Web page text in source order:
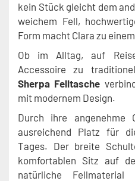
kein Stück gleicht dem
weichem Fell,
Form macht Clara zu
Ob im Alltag, auf
Accessoire zu
Sherpa Felltasche
mit modernem Design.
Durch ihre angenehme
ausreichend Platz für
Tages. Der breite
komfortablen Sitz auf
natürliche Fellmaterial